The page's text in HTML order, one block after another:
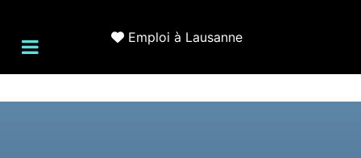
Emploi à Lausanne